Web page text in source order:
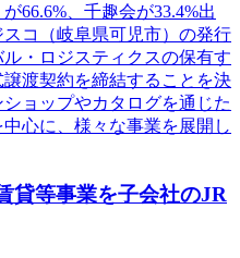
66.6%、千趣会が33.4%出
コ（岐阜県可児市）の発行
・ロジスティクスの保有す
渡契約を締結することを決
ョップやカタログを通じた
心に、様々な事業を展開し
貸等事業を子会社のJR